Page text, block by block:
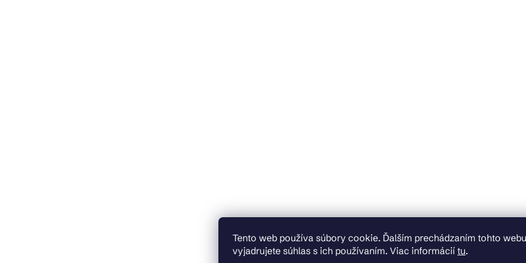
Tento web používa súbory cookie. Ďalším prechádzaním tohto webu
vyjadrujete súhlas s ich používaním. Viac informácií tu.